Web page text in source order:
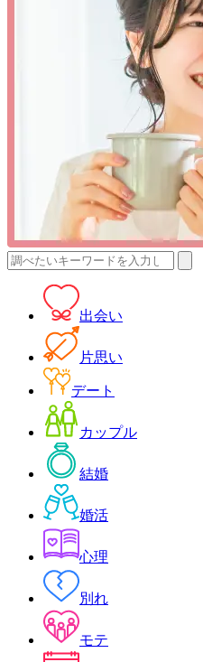
検
出会い
片思い
デート
カップル
結婚
婚活
心理
別れ
モテ